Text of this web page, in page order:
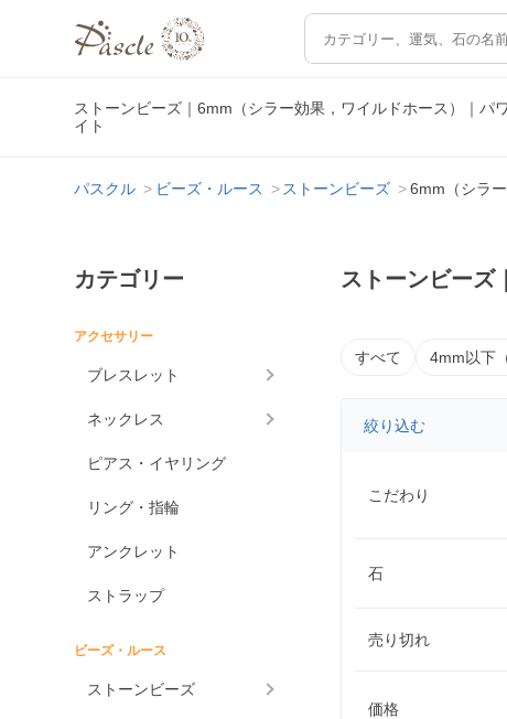
ストーンビーズ｜6mm（シラー効果，ワイルドホース）｜
イト
パスクル ビーズ・ルース ストーンビーズ 6mm（シラ
カテゴリー
アクセサリー
ブレスレット
ネックレス
ピアス・イヤリング
リング・指輪
アンクレット
ストラップ
ビーズ・ルース
ストーンビーズ
ストーンビーズ
すべて 4mm以下
絞り込む
こだわり
石
売り切れ
価格